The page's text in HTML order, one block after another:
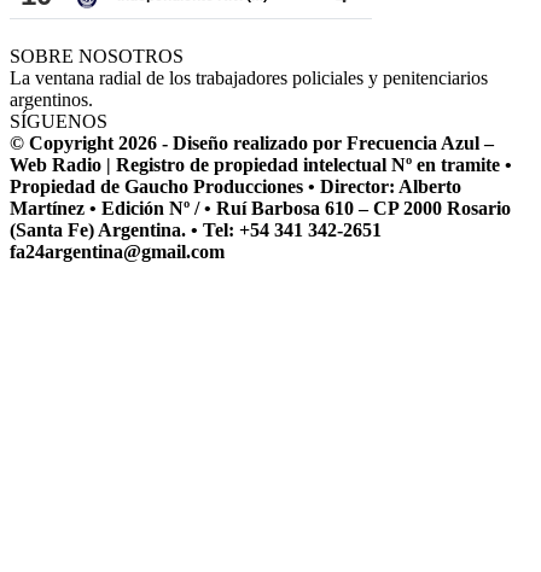
SOBRE NOSOTROS
La ventana radial de los trabajadores policiales y penitenciarios
argentinos.
SÍGUENOS
© Copyright 2026 - Diseño realizado por Frecuencia Azul –
Web Radio | Registro de propiedad intelectual Nº en tramite •
Propiedad de Gaucho Producciones • Director: Alberto
Martínez • Edición Nº / • Ruí Barbosa 610 – CP 2000 Rosario
(Santa Fe) Argentina. • Tel: +54 341 342-2651
fa24argentina@gmail.com